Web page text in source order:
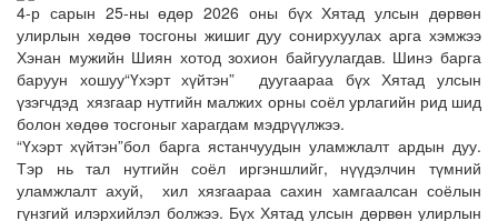
4-р сарын 25-ны өдөр 2026 оны бүх Хятад улсын дөрвөн
улирлын хөдөө тосгоны жишиг дуу сонирхуулах арга хэмжээ
Хэнан мужийн Шиян хотод зохион байгуулагдав. Шинэ барга
баруун хошуу“Үхэрт хүйтэн” дуугаараа бүх Хятад улсын
үзэгчдэд хязгаар нутгийн малжих орны соёл урлагийн рид шид
болон хөдөө тосгоныг харагдам мэдрүүлжээ.
“Үхэрт хүйтэн”бол барга ястанчуудын уламжлалт ардын дуу.
Тэр нь тал нутгийн соёл иргэншлийг, нүүдэлчин түмний
уламжлалт ахуй, хил хязгаараа сахин хамгаалсан соёлын
гүнзгий илэрхийлэл болжээ. Бүх Хятад улсын дөрвөн улирлын